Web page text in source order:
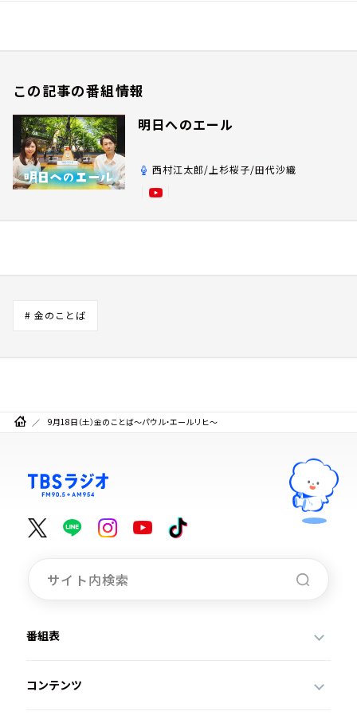
この記事の番組情報
明日へのエール
西村江太郎/上杉桜子/田代沙織
# 金のことば
9月18日（土）金のことば～パウル・エールリヒ～
番組表
コンテンツ